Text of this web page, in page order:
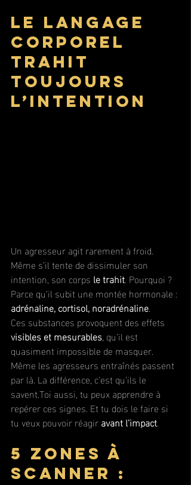
Le langage
corporel
trahit
toujours
l’intention
Un agresseur agit rarement à froid.
Même s’il tente de dissimuler son
intention, son corps le trahit. Pourquoi ?
Parce qu’il subit une montée hormonale :
adrénaline, cortisol, noradrénaline.
Ces substances provoquent des effets
visibles et mesurables, qu’il est
quasiment impossible de masquer.
Même les agresseurs entraînés passent
par là. La différence, c’est qu’ils le
savent.Toi aussi, tu peux apprendre à
repérer ces signes. Et tu dois le faire si
tu veux pouvoir réagir avant l’impact.
5 zones à
scanner :